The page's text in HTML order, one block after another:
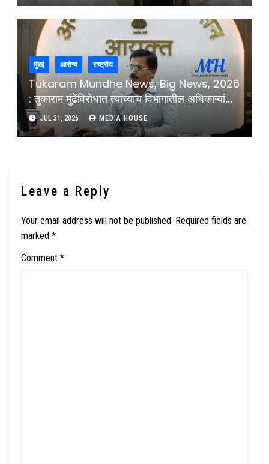
University
मुंबई आरोग्य राष्ट्रीय
Tukaram Mundhe News, Big News, 2026
: तुकाराम मुंढेंविरोधात त्यांच्याच विभागातील अधिकाऱ्यांची
तक्रार ; मंत्र्यांना दिले पत्र : Complaint Against
Tukaram Mundhe By Officials From His
JUL 31, 2026 MEDIA HOUSE
Leave a Reply
Your email address will not be published. Required fields are
marked *
Comment *